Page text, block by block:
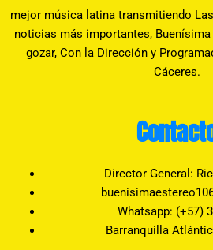
mejor música latina transmitiendo
noticias más importantes,
gozar, Con la Dirección y
Cáceres.
Director General:
Whatsapp: (+57)
Barranquilla